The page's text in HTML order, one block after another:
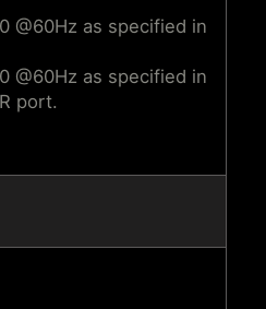
@60Hz as specified in
@60Hz as specified in
port.